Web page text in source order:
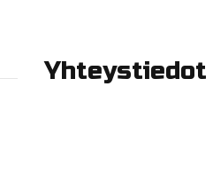
Yhteystiedot